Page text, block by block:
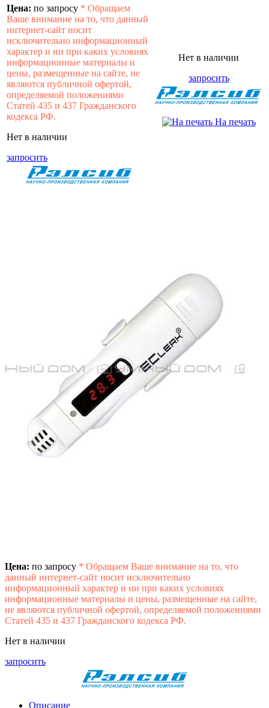
Цена: по запросу * Обращаем
Ваше внимание на то, что данный
интернет-сайт носит
исключительно информационный
характер и ни при каких условиях
информационные материалы и
цены, размещенные на сайте, не
являются публичной офертой,
определяемой положениями
Статей 435 и 437 Гражданского
кодекса РФ.
Нет в наличии
запросить
Нет в наличии
запросить
На печать
Цена: по запросу * Обращаем Ваше внимание на то, что
данный интернет-сайт носит исключительно
информационный характер и ни при каких условиях
информационные материалы и цены, размещенные на сайте,
не являются публичной офертой, определяемой положениями
Статей 435 и 437 Гражданского кодекса РФ.
Нет в наличии
запросить
Описание